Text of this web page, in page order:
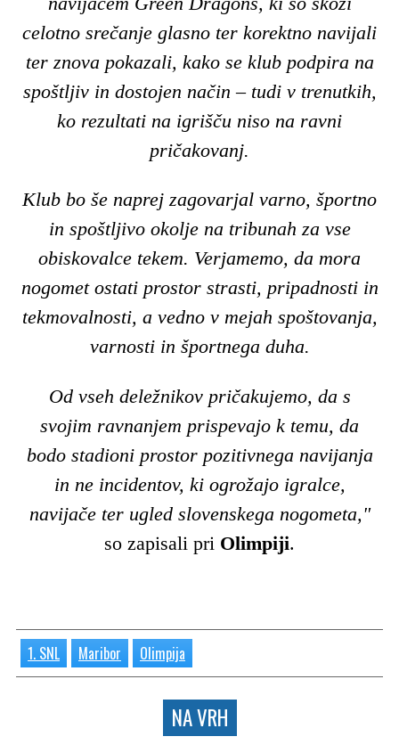
celotno srečanje glasno ter korektno navijali
ter znova pokazali, kako se klub podpira na
spoštljiv in dostojen način – tudi v trenutkih,
ko rezultati na igrišču niso na ravni
pričakovanj.
Klub bo še naprej zagovarjal varno, športno
in spoštljivo okolje na tribunah za vse
obiskovalce tekem. Verjamemo, da mora
nogomet ostati prostor strasti, pripadnosti in
tekmovalnosti, a vedno v mejah spoštovanja,
varnosti in športnega duha.
Od vseh deležnikov pričakujemo, da s
svojim ravnanjem prispevajo k temu, da
bodo stadioni prostor pozitivnega navijanja
in ne incidentov, ki ogrožajo igralce,
navijače ter ugled slovenskega nogometa,"
so zapisali pri Olimpiji.
1. SNL Maribor Olimpija
NA VRH